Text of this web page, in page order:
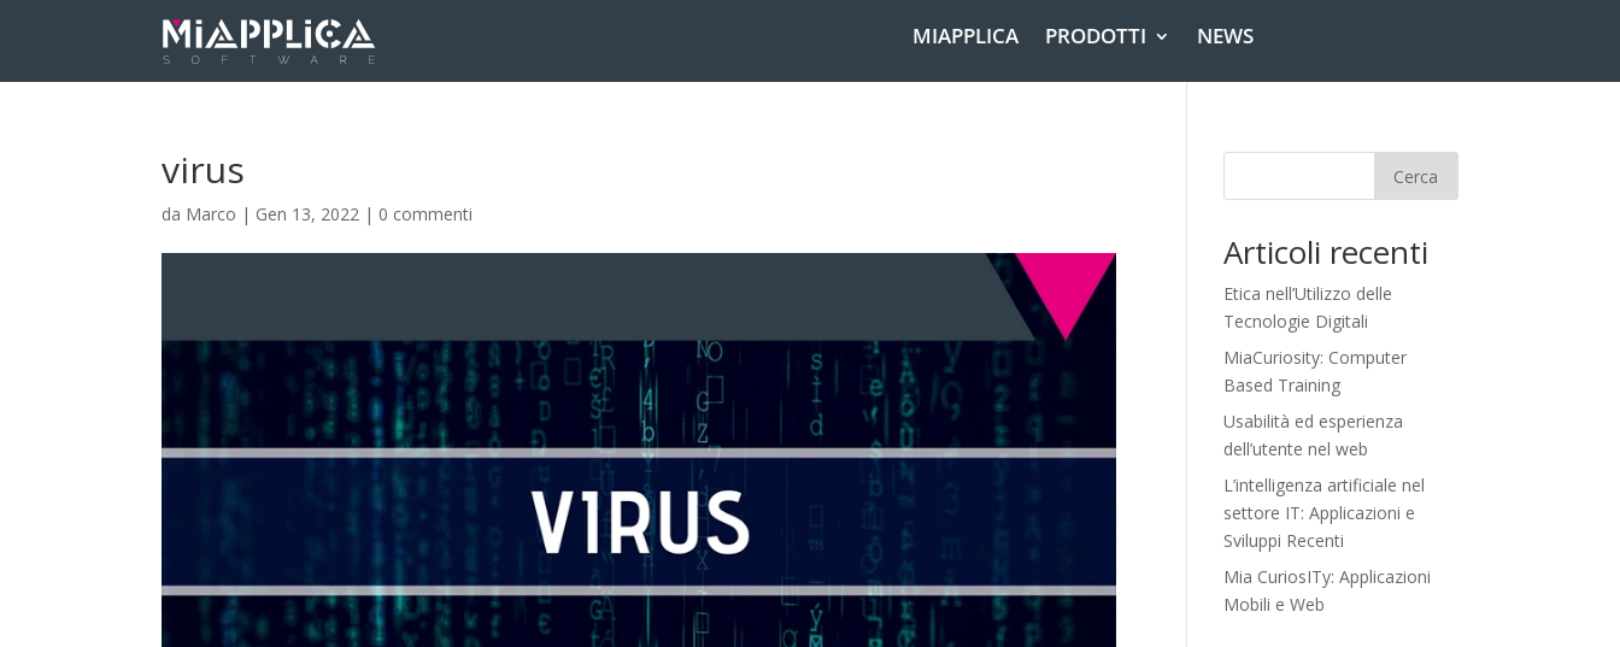
MIAPPLICA PRODOTTI NEWS
virus
da Marco | Gen 13, 2022 | 0 commenti
Cerca
Articoli recenti
Etica nell’Utilizzo delle
Tecnologie Digitali
MiaCuriosity: Computer
Based Training
Usabilità ed esperienza
dell’utente nel web
L’intelligenza artificiale nel
settore IT: Applicazioni e
Sviluppi Recenti
Mia CuriosITy: Applicazioni
Mobili e Web